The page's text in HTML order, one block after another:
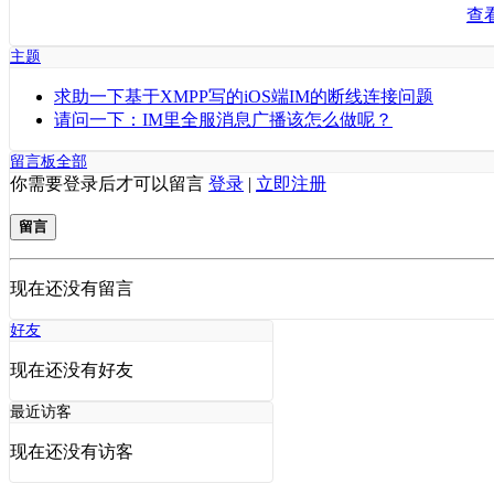
查
主题
求助一下基于XMPP写的iOS端IM的断线连接问题
请问一下：IM里全服消息广播该怎么做呢？
留言板全部
你需要登录后才可以留言 登录 | 立即注册
留言
现在还没有留言
好友
现在还没有好友
最近访客
现在还没有访客